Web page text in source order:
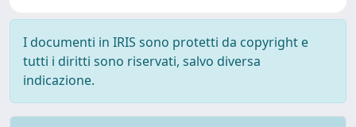
I documenti in IRIS sono protetti da copyright e
tutti i diritti sono riservati, salvo diversa
indicazione.